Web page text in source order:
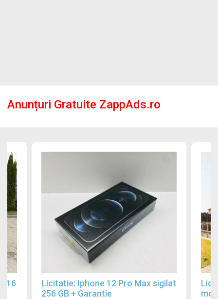
Anunțuri Gratuite ZappAds.ro
Licitatie: Iphone 12 Pro Max sigilat
256 GB + Garantie